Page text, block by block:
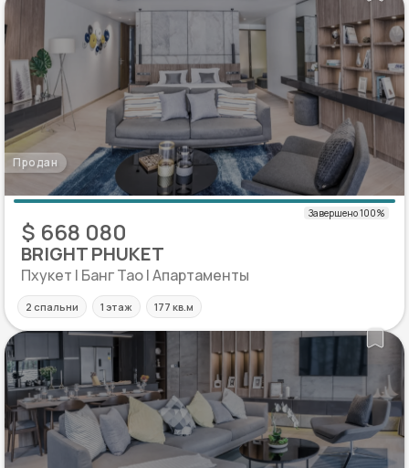
Продан
$ 668 080
BRIGHT PHUKET
Пхукет | Банг Тао | Апартаменты
2 спальни 1 этаж 177 кв.м